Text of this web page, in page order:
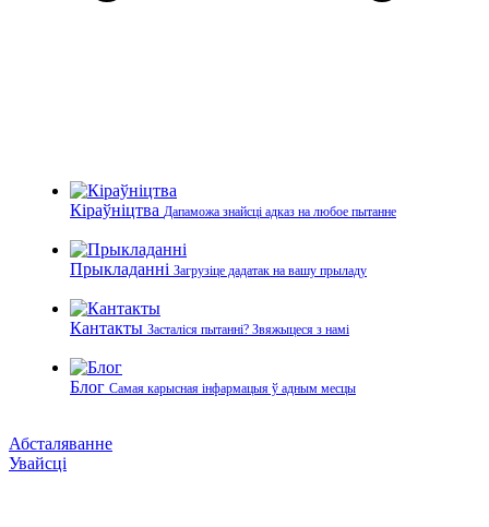
Кіраўніцтва Дапаможа знайсці адказ на любое пытанне
Прыкладанні Загрузіце дадатак на вашу прыладу
Кантакты Засталіся пытанні? Звяжыцеся з намі
Блог Самая карысная інфармацыя ў адным месцы
Абсталяванне
Увайсці